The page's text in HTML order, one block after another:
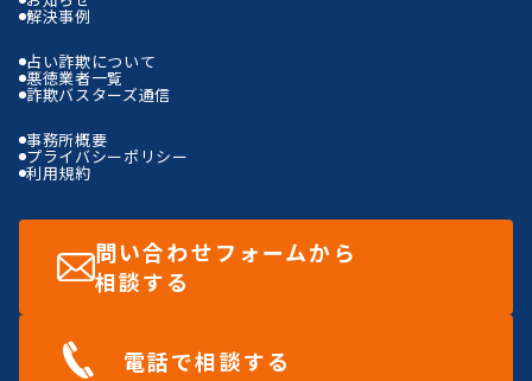
解決事例
占い詐欺について
悪徳業者一覧
詐欺バスターズ通信
事務所概要
プライバシーポリシー
利用規約
問い合わせフォームから
相談する
電話で相談する